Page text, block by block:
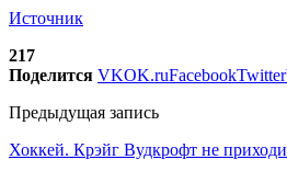
Источник
217
Поделится VKOK.ruFacebookTwitter
Предыдущая запись
Хоккей. Крэйг Вудкрофт не